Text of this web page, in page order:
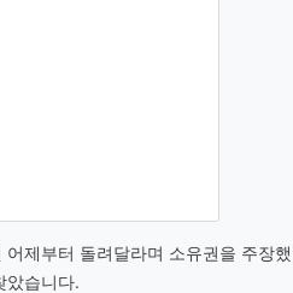
제부터 돌려달라며 소유권을 주
았습니다.